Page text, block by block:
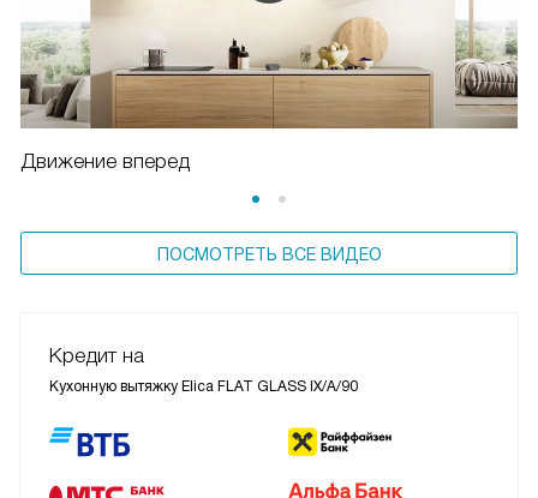
Движение вперед
ПОСМОТРЕТЬ ВСЕ ВИДЕО
Кредит на
Кухонную вытяжку Elica FLAT GLASS IX/A/90